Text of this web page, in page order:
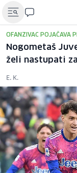
OFANZIVAC POJAČAVA
Nogometaš
želi nastupati
E. K.